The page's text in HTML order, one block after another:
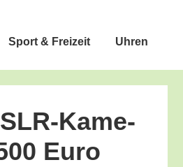
Sport & Freizeit Uhren
Kame­
Euro